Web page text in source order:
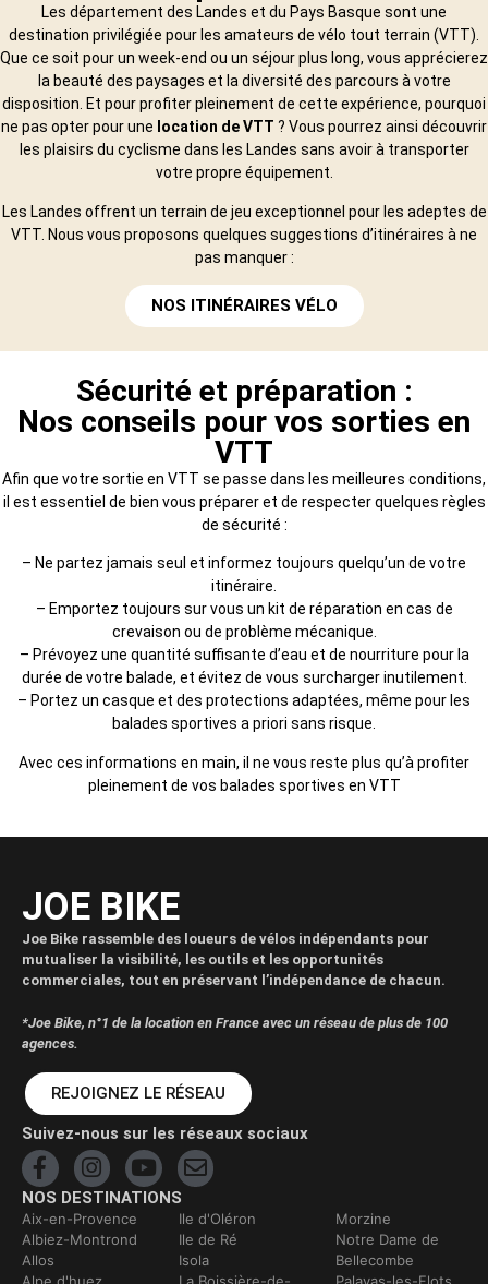
Les département des Landes et du Pays Basque sont une
destination privilégiée pour les amateurs de vélo tout terrain (VTT).
Que ce soit pour un week-end ou un séjour plus long, vous apprécierez
la beauté des paysages et la diversité des parcours à votre
disposition. Et pour profiter pleinement de cette expérience, pourquoi
ne pas opter pour une location de VTT ? Vous pourrez ainsi découvrir
les plaisirs du cyclisme dans les Landes sans avoir à transporter
votre propre équipement.
Les Landes offrent un terrain de jeu exceptionnel pour les adeptes de
VTT. Nous vous proposons quelques suggestions d’itinéraires à ne
pas manquer :
NOS ITINÉRAIRES VÉLO
Sécurité et préparation :
Nos conseils pour vos sorties en
VTT
Afin que votre sortie en VTT se passe dans les meilleures conditions,
il est essentiel de bien vous préparer et de respecter quelques règles
de sécurité :
– Ne partez jamais seul et informez toujours quelqu’un de votre
itinéraire.
– Emportez toujours sur vous un kit de réparation en cas de
crevaison ou de problème mécanique.
– Prévoyez une quantité suffisante d’eau et de nourriture pour la
durée de votre balade, et évitez de vous surcharger inutilement.
– Portez un casque et des protections adaptées, même pour les
balades sportives a priori sans risque.
Avec ces informations en main, il ne vous reste plus qu’à profiter
pleinement de vos balades sportives en VTT
JOE BIKE
Joe Bike rassemble des loueurs de vélos indépendants pour
mutualiser la visibilité, les outils et les opportunités
commerciales, tout en préservant l’indépendance de chacun.
*Joe Bike, n°1 de la location en France avec un réseau de plus de 100
agences.
REJOIGNEZ LE RÉSEAU
Suivez-nous sur les réseaux sociaux
NOS DESTINATIONS
Aix-en-Provence
Albiez-Montrond
Allos
Alpe d'huez
Ile d'Oléron
Ile de Ré
Isola
La Boissière-de-
Morzine
Notre Dame de
Bellecombe
Palavas-les-Flots